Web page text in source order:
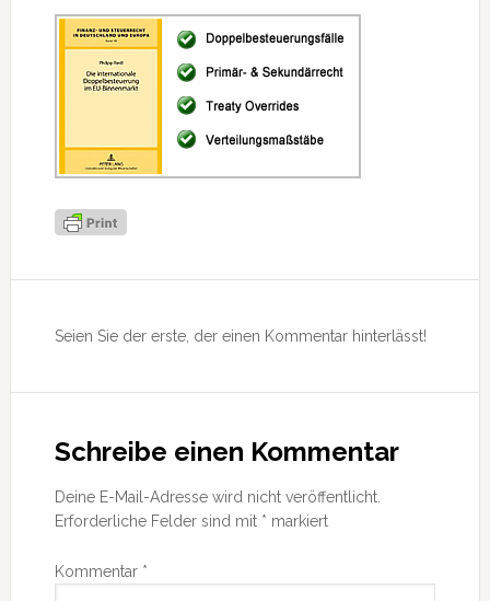
Interaktionen
Seien Sie der erste, der einen Kommentar hinterlässt!
Schreibe einen Kommentar
Deine E-Mail-Adresse wird nicht veröffentlicht.
Erforderliche Felder sind mit * markiert
Kommentar *